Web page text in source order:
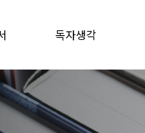
독자생각